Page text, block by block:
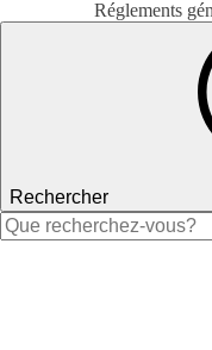
Réglements
Rechercher
Rechercher :